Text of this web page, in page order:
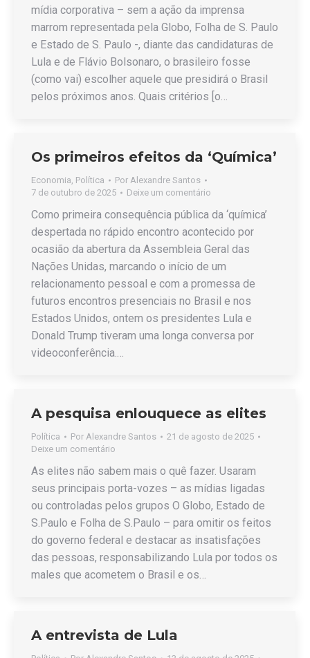
mídia corporativa – sem a ação da imprensa
marrom representada pela Globo, Folha de S. Paulo
e Estado de S. Paulo -, diante das candidaturas de
Lula e de Flávio Bolsonaro, o brasileiro fosse
(como vai) escolher aquele que presidirá o Brasil
pelos próximos anos. Quais critérios [o…
Os primeiros efeitos da ‘Química’
Economia, Política Por Alexandre Santos
7 de outubro de 2025
Deixe um comentário
Como primeira consequência pública da ‘química’
despertada no rápido encontro acontecido por
ocasião da abertura da Assembleia Geral das
Nações Unidas, marcando o início de um
relacionamento pessoal e com a promessa de
futuros encontros presenciais no Brasil e nos
Estados Unidos, ontem os presidentes Lula e
Donald Trump tiveram uma longa conversa por
videoconferência.…
A pesquisa enlouquece as elites
Política Por Alexandre Santos
21 de agosto de 2025
Deixe um comentário
As elites não sabem mais o quê fazer. Usaram
seus principais porta-vozes – as mídias ligadas
ou controladas pelos grupos O Globo, Estado de
S.Paulo e Folha de S.Paulo – para omitir os feitos
do governo federal e destacar as insatisfações
das pessoas, responsabilizando Lula por todos os
males que acometem o Brasil e os…
A entrevista de Lula